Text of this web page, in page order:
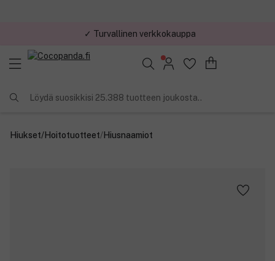
✓ Turvallinen verkkokauppa
✓ Kilpailukykyiset hinnat
Löydä suosikkisi 25.388 tuotteen joukosta..
Hiukset/Hoitotuotteet/Hiusnaamiot